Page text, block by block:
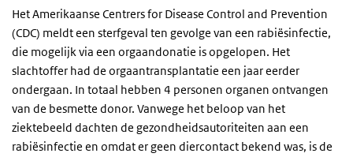
Het Amerikaanse Centrers for Disease Control and Prevention
(CDC) meldt een sterfgeval ten gevolge van een rabiësinfectie,
die mogelijk via een orgaandonatie is opgelopen. Het
slachtoffer had de orgaantransplantatie een jaar eerder
ondergaan. In totaal hebben 4 personen organen ontvangen
van de besmette donor. Vanwege het beloop van het
ziektebeeld dachten de gezondheidsautoriteiten aan een
rabiësinfectie en omdat er geen diercontact bekend was, is de